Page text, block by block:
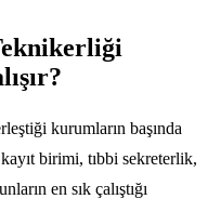
kurumların başında
birimi, tıbbi sekreterlik,
en sık çalıştığı